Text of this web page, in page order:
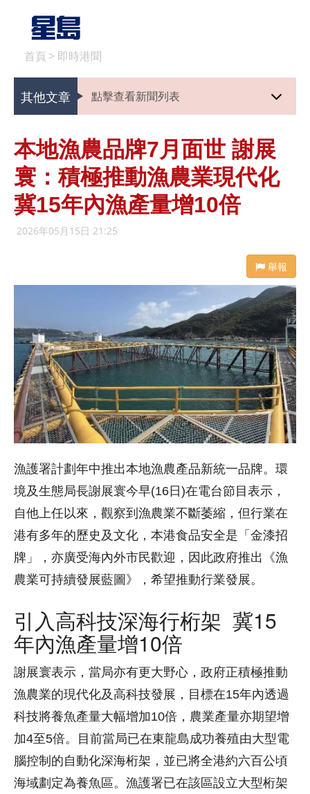
首頁 > 即時港聞
其他文章 點擊查看新聞列表
本地漁農品牌7月面世 謝展
寰：積極推動漁農業現代化
冀15年內漁產量增10倍
2026年05月15日 21:25
舉報
漁護署計劃年中推出本地漁農產品新統一品牌。環
境及生態局長謝展寰今早(16日)在電台節目表示，
自他上任以來，觀察到漁農業不斷萎縮，但行業在
港有多年的歷史及文化，本港食品安全是「金漆招
牌」，亦廣受海內外市民歡迎，因此政府推出《漁
農業可持續發展藍圖》，希望推動行業發展。
引入高科技深海行桁架 冀15
年內漁產量增10倍
謝展寰表示，當局亦有更大野心，政府正積極推動
漁農業的現代化及高科技發展，目標在15年內透過
科技將養魚產量大幅增加10倍，農業產量亦期望增
加4至5倍。目前當局已在東龍島成功養殖由大型電
腦控制的自動化深海桁架，並已將全港約六百公頃
海域劃定為養魚區。漁護署已在該區設立大型桁架